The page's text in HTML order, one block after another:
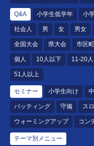
Q&A 小学生低学年 小
社会人 男 女 男女
全国大会 県大会 市区
個人 10人以下 11-20人
51人以上
セミナー 小学生向け
バッティング 守備 ス
ウォーミングアップ コン
テーマ別メニュー